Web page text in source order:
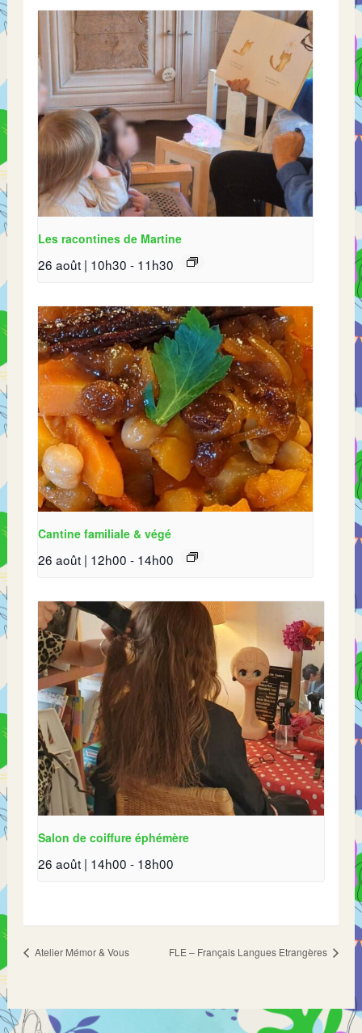
Les racontines de Martine
26 août | 10h30 - 11h30
Cantine familiale & végé
26 août | 12h00 - 14h00
Salon de coiffure éphémère
26 août | 14h00 - 18h00
Atelier Mémor & Vous FLE – Français Langues Etrangères